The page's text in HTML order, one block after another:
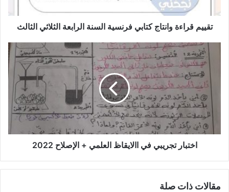
الثالث
تقييم قراءة وانتاج كتابي فرنسية السنة الرابعة الثلاثي الثالث
اختبار
تجريبي
االايقاظ
العلمي
الإصلاح
2022
اختبار تجريبي في االايقاظ العلمي + الإصلاح 2022
مقالات ذات صلة